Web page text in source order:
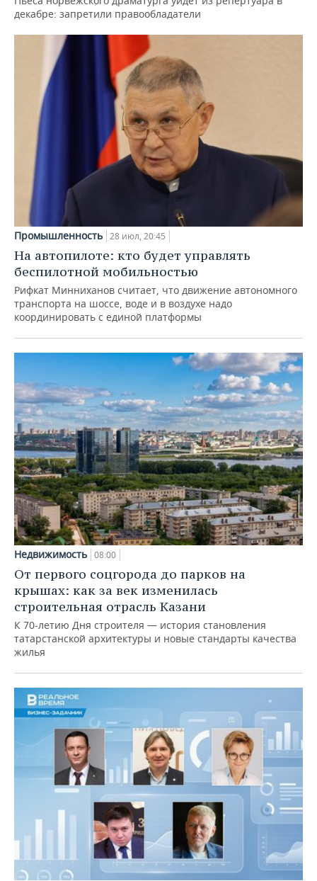
декабре: запретили правообладатели
Промышленность 28 июл, 20:45
На автопилоте: кто будет управлять
беспилотной мобильностью
Рифкат Минниханов считает, что движение автономного
транспорта на шоссе, воде и в воздухе надо
координировать с единой платформы
Недвижимость 08:00
От первого соцгорода до парков на
крышах: как за век изменилась
строительная отрасль Казани
К 70-летию Дня строителя — история становления
татарстанской архитектуры и новые стандарты качества
жилья